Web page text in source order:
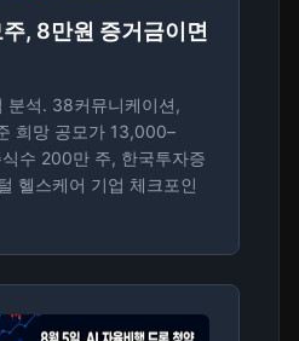
, 8만원 증거금이면
분석. 38커뮤니케이션,
희망 공모가 13,000–
수 200만 주, 한국투자증
헬스케어 기업 체크포인